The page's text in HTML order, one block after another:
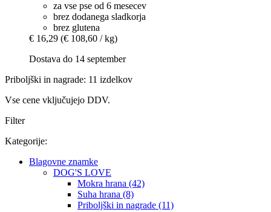
za vse pse od 6 mesecev
brez dodanega sladkorja
brez glutena
€ 16,29 (€ 108,60 / kg)
Dostava do 14 september
Priboljški in nagrade: 11 izdelkov
Vse cene vključujejo DDV.
Filter
Kategorije:
Blagovne znamke
DOG'S LOVE
Mokra hrana (42)
Suha hrana (8)
Priboljški in nagrade (11)